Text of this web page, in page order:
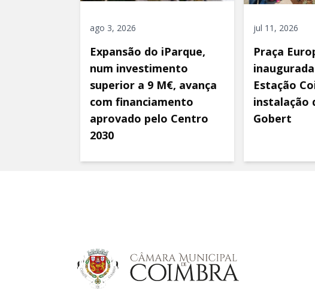
ago 3, 2026
Expansão do iParque,
num investimento
superior a 9 M€, avança
com financiamento
aprovado pelo Centro
2030
jul 11, 2026
Praça
Estação
instalação
Gobert